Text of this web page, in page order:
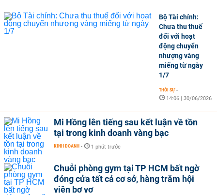
Bộ Tài chính:
Chưa thu thuế
đối với hoạt
động chuyển
nhượng vàng
miếng từ ngày
1/7
THỜI SỰ -
14:06 | 30/06/2026
Mi Hồng lên tiếng sau kết luận về tồn
tại trong kinh doanh vàng bạc
KINH DOANH - 1 phút trước
Chuỗi phòng gym tại TP HCM bất ngờ
đóng cửa tất cả cơ sở, hàng trăm hội
viên bơ vơ